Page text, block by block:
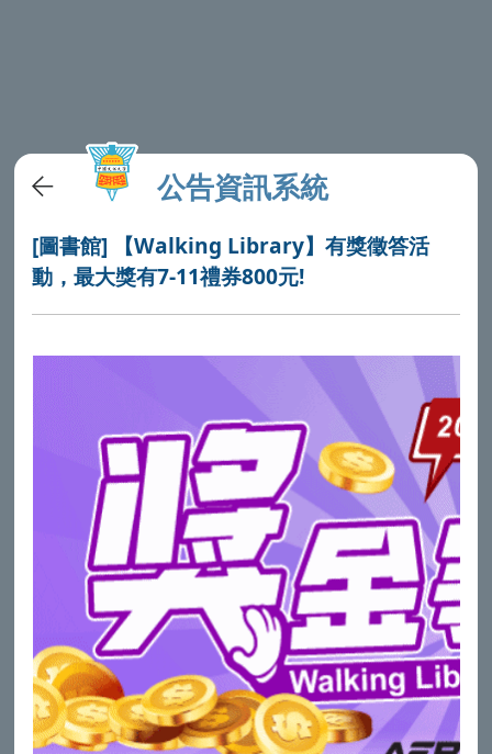
公告資訊系統
[圖書館] 【Walking Library】有獎徵答活
動，最大獎有7-11禮券800元!